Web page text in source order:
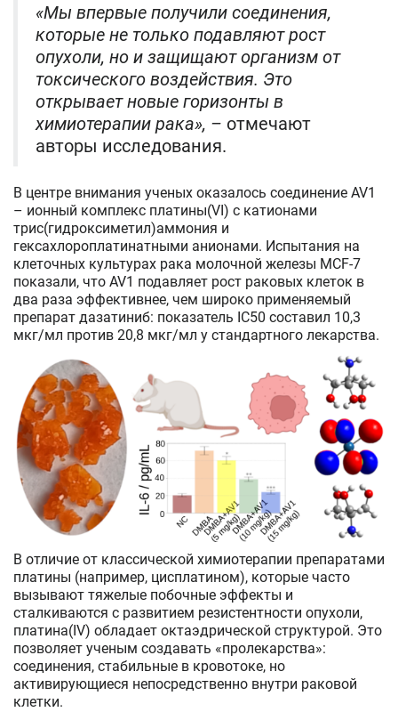
«Мы впервые получили соединения,
которые не только подавляют рост
опухоли, но и защищают организм от
токсического воздействия. Это
открывает новые горизонты в
химиотерапии рака», – отмечают
авторы исследования.
В центре внимания ученых оказалось соединение AV1
– ионный комплекс платины(VI) с катионами
трис(гидроксиметил)аммония и
гексахлороплатинатными анионами. Испытания на
клеточных культурах рака молочной железы MCF-7
показали, что AV1 подавляет рост раковых клеток в
два раза эффективнее, чем широко применяемый
препарат дазатиниб: показатель IC50 составил 10,3
мкг/мл против 20,8 мкг/мл у стандартного лекарства.
В отличие от классической химиотерапии препаратами
платины (например, цисплатином), которые часто
вызывают тяжелые побочные эффекты и
сталкиваются с развитием резистентности опухоли,
платина(IV) обладает октаэдрической структурой. Это
позволяет ученым создавать «пролекарства»:
соединения, стабильные в кровотоке, но
активирующиеся непосредственно внутри раковой
клетки.